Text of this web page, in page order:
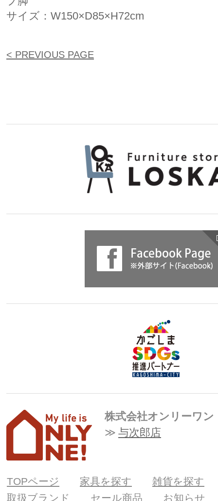
サイズ：W150×D85×H72cm
< PREVIOUS PAGE
株式会社オンリーワン
与次郎店
TOPページ 家具を探す
雑貨を探す
取扱ブランド
セール商品
お知らせ